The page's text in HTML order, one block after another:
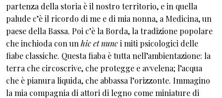
partenza della storia è il nostro territorio, e in quella
palude c’è il ricordo di me e di mia nonna, a Medicina, un
paese della Bassa. Poi c’è la Borda, la tradizione popolare
che inchioda con un hic et nunci miti psicologici delle
fiabe classiche. Questa fiaba è tutta nell’ambientazione: la
terra che circoscrive, che protegge e avvelena; l’acqua
che è pianura liquida, che abbassa l’orizzonte. Immagino
la mia compagnia di attori di legno come miniature di